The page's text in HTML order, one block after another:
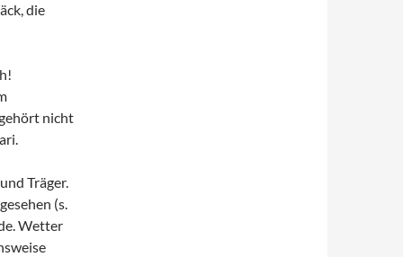
die
nicht
Träger.
(s.
Wetter